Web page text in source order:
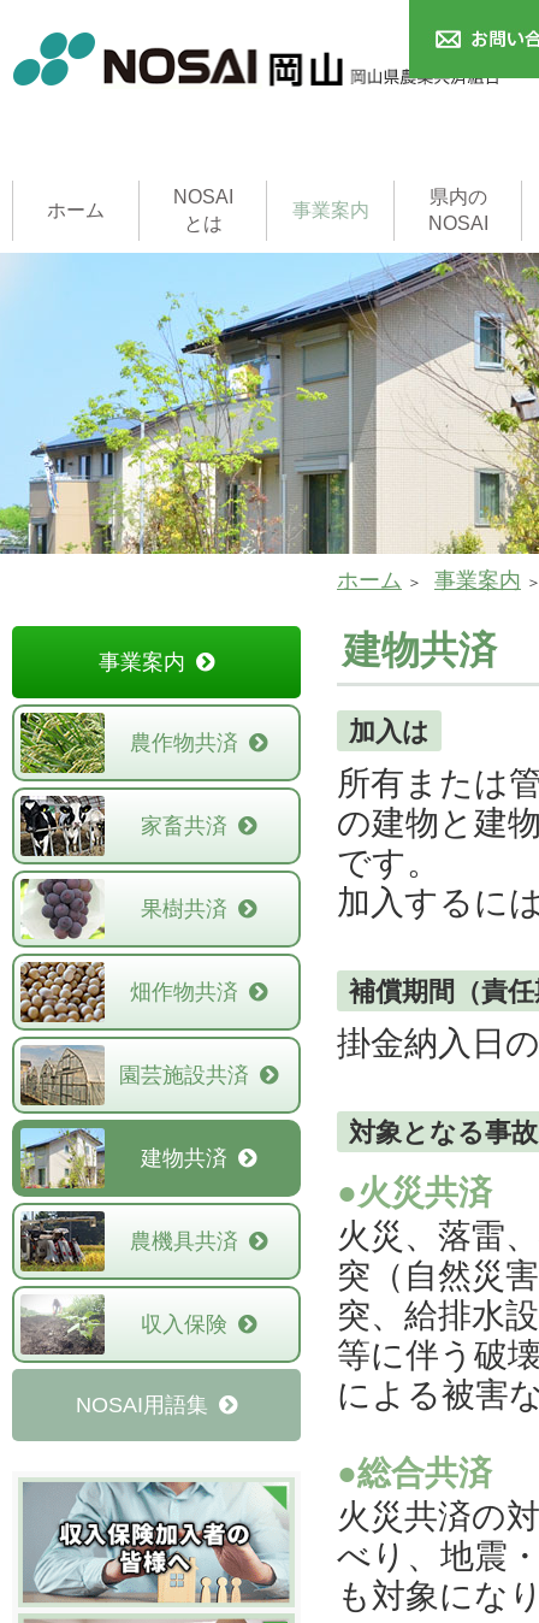
ホーム
NOSAI
とは
事業案内
県内の
NOSAI
本支所
家畜診療所
ホーム 事業案内
建物共済
加入は
所有または
の建物と建
です。
加入するに
補償期間（責
掛金納入日
対象となる事
●火災共済
火災、落雷
突（自然災
突、給排水
等に伴う破
による被害
●総合共済
火災共済の
べり、地震
も対象にな
事業案内
農作物共済
家畜共済
果樹共済
畑作物共済
園芸施設共済
建物共済
農機具共済
収入保険
NOSAI用語集